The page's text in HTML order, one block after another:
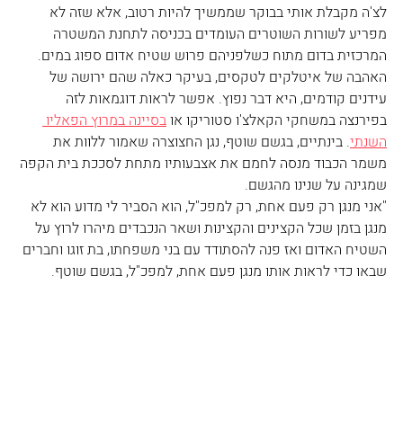
לצ'ה מקבלת אותי בבוקר שממשיך להיות רטוב, אלא שזה לא
מפריע לשורות השוטרים העומדים בכניסה לתחנת המשטרה
המרכזית בדום מתוח כשלפניהם פרוש שטיח אדום ספוג במים.
האהבה של איטלקים לטקסים, בעיקר כאלה שהם ירושה של
עידנים קודמים, היא דבר נפוץ. אפשר לראות דוגמאות לזה
בפירנצה במשחקי הקאלצ'ו סטוריקו או בסיינה במרוץ הפאליו
השנתי. בינתיים, בגשם שוטף, נגן החצוצרה שאמור ללוות את
משמר הכבוד מנסה לחמם את אצבעותיו מתחת לסככת בית הקפה
שמגינה על שנינו מהגשם.
"אני מנגן רק פעם אחת, רק למפכ"ל, הוא הסביר לי מדוע הוא לא
מנגן בזמן שכל הקצינים והקצינות ושאר הנכבדים מיהרו לרוץ על
השטיח האדום ואז פנה להסתודד עם בני משפחתו, בת זוגו וחברים
שבאו כדי לראות אותו מנגן פעם אחת, למפכ"ל, בגשם שוטף.